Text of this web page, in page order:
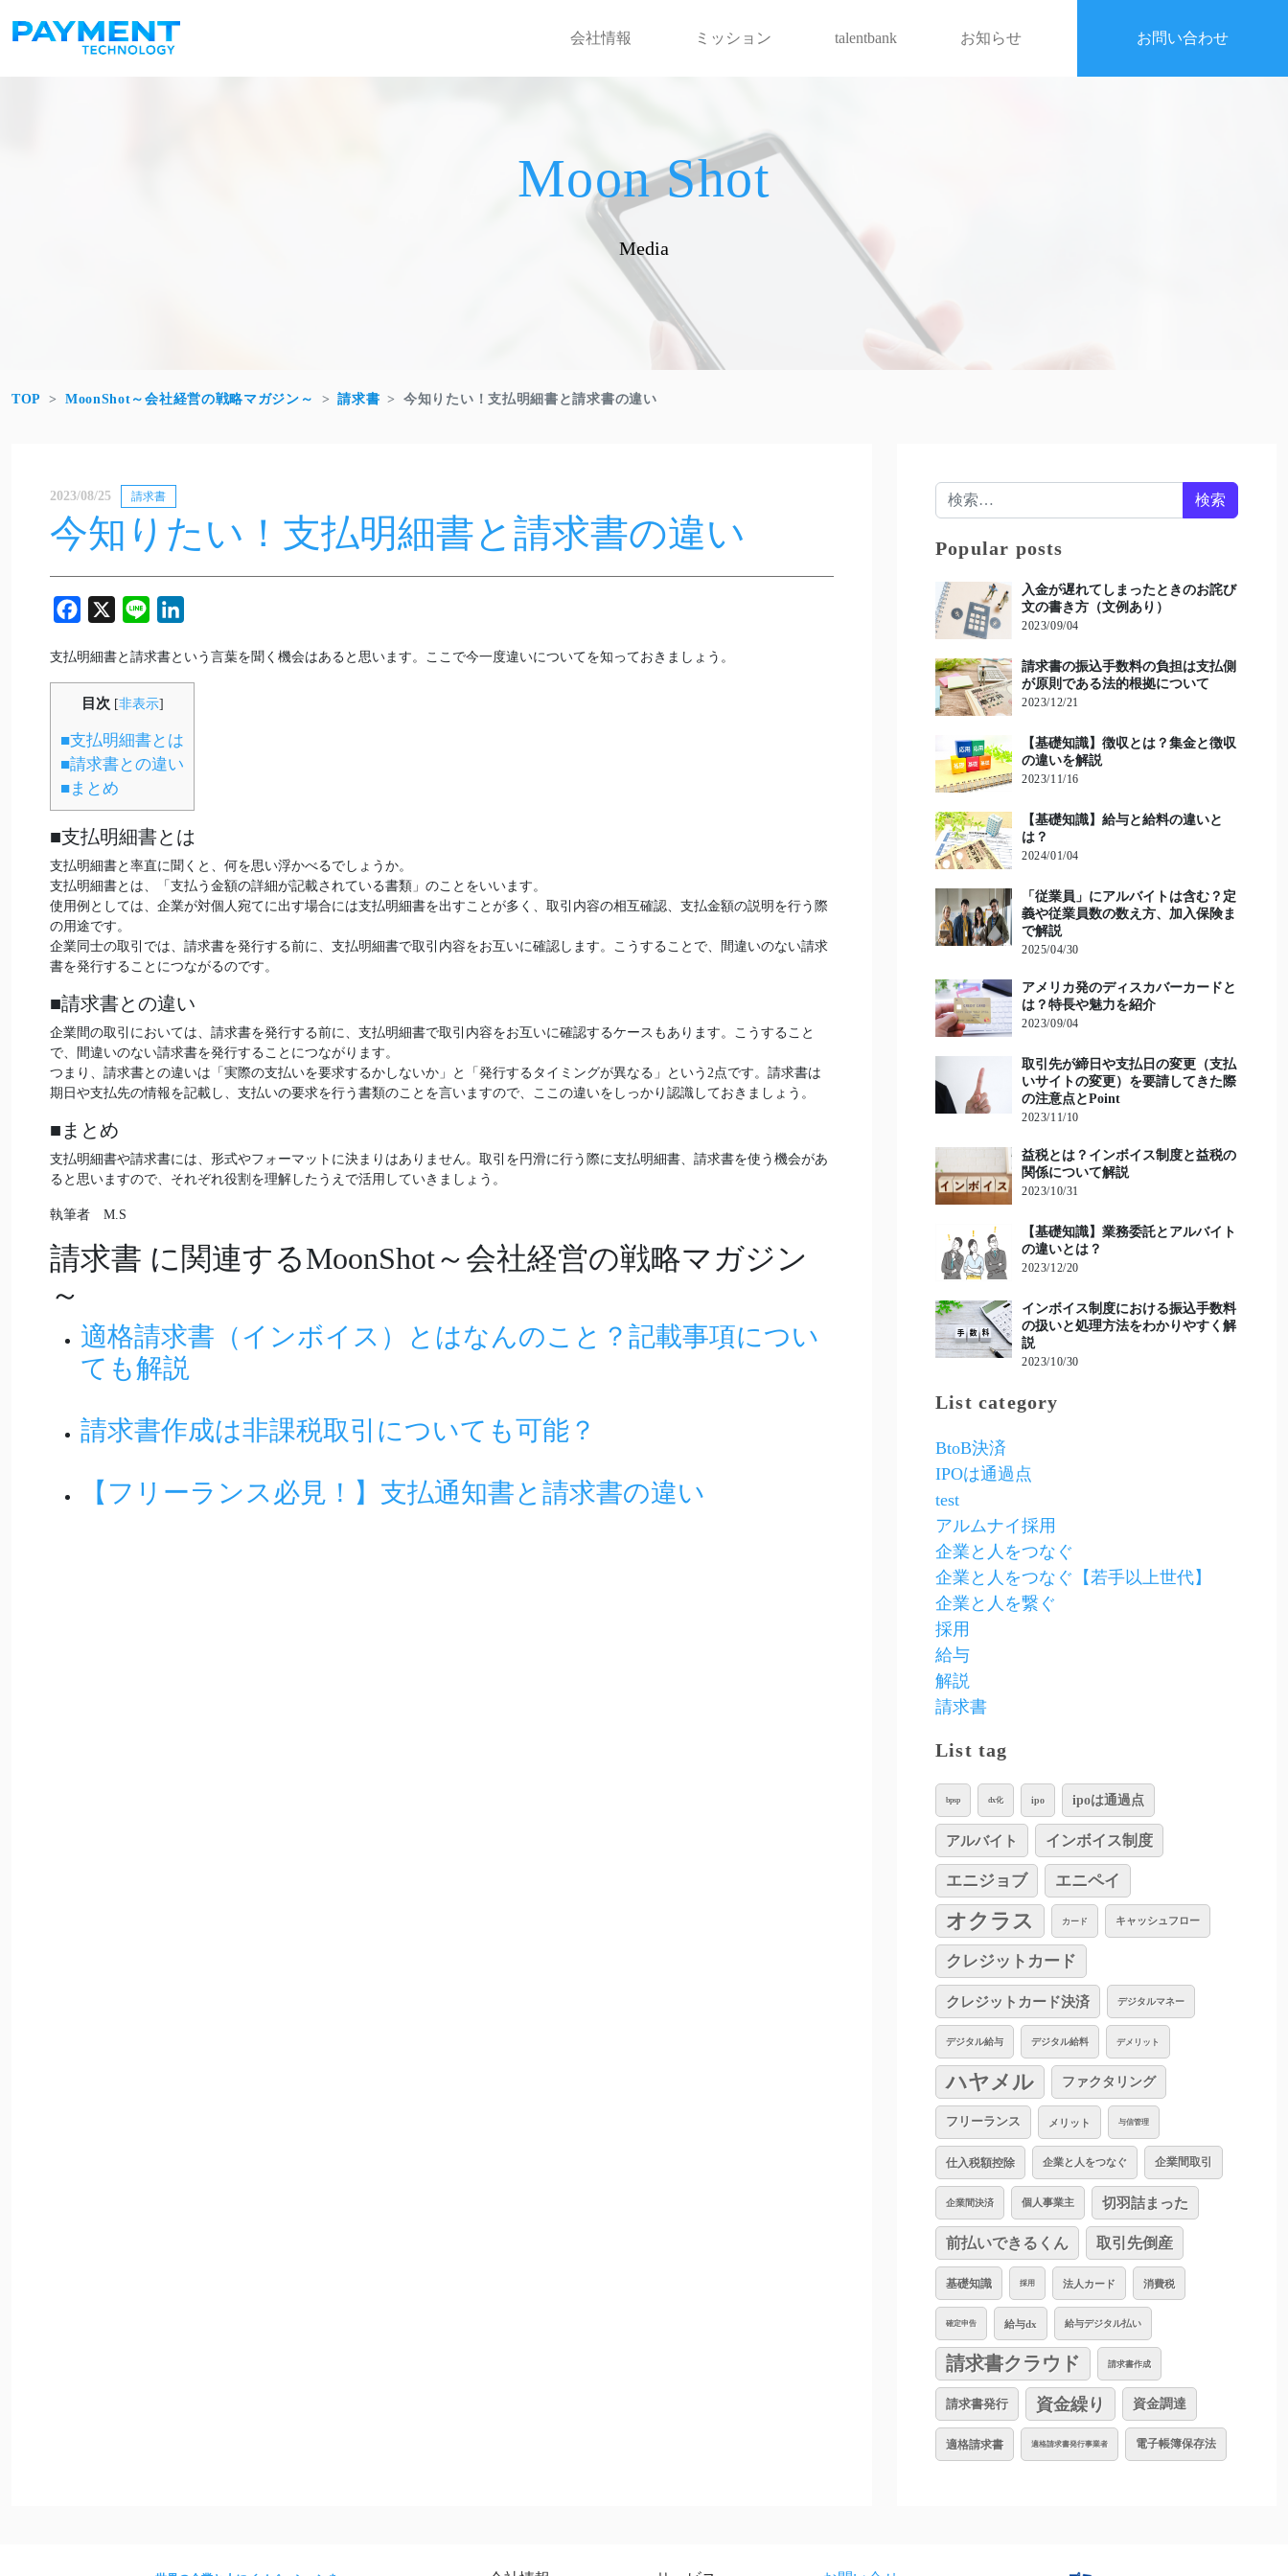
メインナビゲーション 会社情報 ミッション talentbank お知らせ お問い合わせ
Moon Shot
Media
TOP MoonShot～会社経営の戦略マガジン～ 請求書 今知りたい！支払明細書と請求書の違い
2023/08/25 請求書
今知りたい！支払明細書と請求書の違い
Facebook
X Line
支払明細書と請求書という言葉を聞く機会はあると思います。ここで今一度違いについてを知っておきましょう。
目次 [非表示]
■支払明細書とは
■請求書との違い
■まとめ
■支払明細書とは
支払明細書と率直に聞くと、何を思い浮かべるでしょうか。
支払明細書とは、「支払う金額の詳細が記載されている書類」のことをいいます。
使用例としては、企業が対個人宛てに出す場合には支払明細書を出すことが多く、取引内容の相互確認、支払金額の説明を行う際
の用途です。
企業同士の取引では、請求書を発行する前に、支払明細書で取引内容をお互いに確認します。こうすることで、間違いのない請求
書を発行することにつながるのです。
■請求書との違い
企業間の取引においては、請求書を発行する前に、支払明細書で取引内容をお互いに確認するケースもあります。こうすること
で、間違いのない請求書を発行することにつながります。
つまり、請求書との違いは「実際の支払いを要求するかしないか」と「発行するタイミングが異なる」という2点です。請求書は
期日や支払先の情報を記載し、支払いの要求を行う書類のことを言いますので、ここの違いをしっかり認識しておきましょう。
■まとめ
支払明細書や請求書には、形式やフォーマットに決まりはありません。取引を円滑に行う際に支払明細書、請求書を使う機会があ
ると思いますので、それぞれ役割を理解したうえで活用していきましょう。
執筆者 M.S
請求書 に関連するMoonShot～会社経営の戦略マガジン
～
適格請求書（インボイス）とはなんのこと？記載事項につい
ても解説
請求書作成は非課税取引についても可能？
【フリーランス必見！】支払通知書と請求書の違い
検索:
Popular posts
入金が遅れてしまったときのお詫び
文の書き方（文例あり）
2023/09/04
請求書の振込手数料の負担は支払側
が原則である法的根拠について
2023/12/21
【基礎知識】徴収とは？集金と徴収
の違いを解説
2023/11/16
【基礎知識】給与と給料の違いと
は？
2024/01/04
「従業員」にアルバイトは含む？定
義や従業員数の数え方、加入保険ま
で解説
2025/04/30
アメリカ発のディスカバーカードと
は？特長や魅力を紹介
2023/09/04
取引先が締日や支払日の変更（支払
いサイトの変更）を要請してきた際
の注意点とPoint
2023/11/10
益税とは？インボイス制度と益税の
関係について解説
2023/10/31
【基礎知識】業務委託とアルバイト
の違いとは？
2023/12/20
インボイス制度における振込手数料
の扱いと処理方法をわかりやすく解
説
2023/10/30
List category
BtoB決済
IPOは通過点
test
アルムナイ採用
企業と人をつなぐ
企業と人をつなぐ【若手以上世代】
企業と人を繋ぐ
採用
給与
解説
請求書
List tag
bpsp dx化 ipo ipoは通過点
アルバイト インボイス制度
エニジョブ エニペイ
オクラス カード キャッシュフロー
クレジットカード
クレジットカード決済 デジタルマネー
デジタル給与 デジタル給料 デメリット
ハヤメル ファクタリング
フリーランス メリット 与信管理
仕入税額控除 企業と人をつなぐ 企業間取引
企業間決済 個人事業主 切羽詰まった
前払いできるくん 取引先倒産
基礎知識 採用 法人カード 消費税
確定申告 給与dx 給与デジタル払い
請求書クラウド 請求書作成
請求書発行 資金繰り 資金調達
適格請求書 適格請求書発行事業者 電子帳簿保存法